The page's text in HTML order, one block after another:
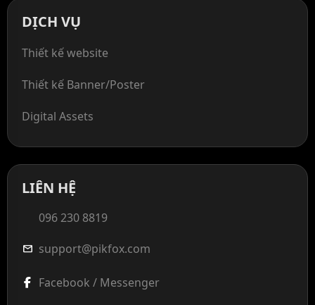
DỊCH VỤ
Thiết kế website
Thiết kế Banner/Poster
Digital Assets
LIÊN HỆ
096 230 8819
mail support@pikfox.com
Facebook / Messenger